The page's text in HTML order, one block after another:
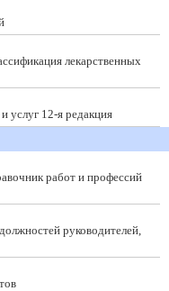
лекарственных
услуг 12-я редакция
работ и профессий
руководителей,